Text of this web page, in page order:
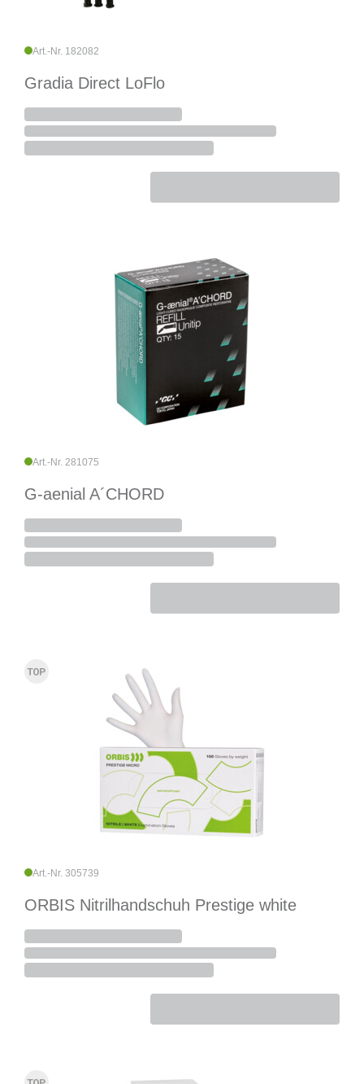
Art.-Nr. 182082
Gradia Direct LoFlo
Art.-Nr. 281075
G-aenial A´CHORD
Art.-Nr. 305739
ORBIS Nitrilhandschuh Prestige white